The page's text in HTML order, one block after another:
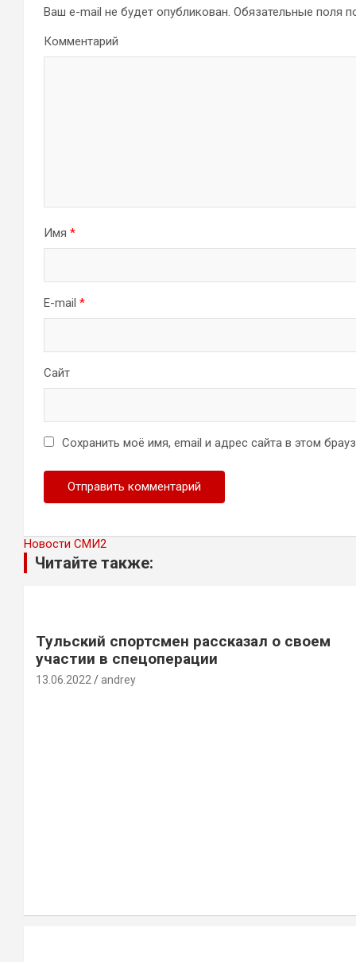
Ваш e-mail не будет опубликован. Обязательные поля
Комментарий
Имя *
E-mail *
Сайт
Сохранить моё имя, email и адрес сайта в этом
Новости СМИ2
Читайте также:
Тульский спортсмен рассказал о своем
участии в спецоперации
13.06.2022 andrey